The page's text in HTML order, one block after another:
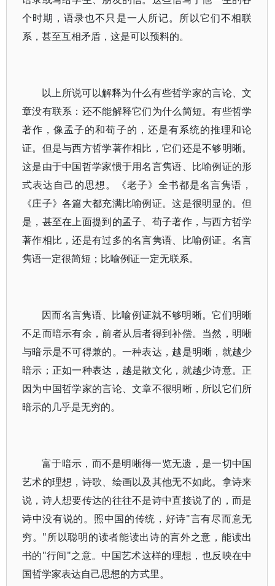
个时期，语录也不只是一人所记。所以它们不相联
系，甚至互相矛盾，这是可以预料的。
以上所说可以解释为什么有些哲学家的言论、文
章没有联系：还不能解释它们为什么简短。有些哲学
著作，像孟子的和荀子的，还是有系统的推理和论
证。但是与西方哲学著作相比，它们还是不够明晰。
这是由于中国哲学家惯于用名言隽语、比喻例证的形
式表达自己的思想。《老子》全书都是名言隽语，
《庄子》各篇大都充满比喻例证。这是很明显的。但
是，甚至在上面提到的孟子、荀子著作，与西方哲学
著作相比，还是有过多的名言隽语、比喻例证。名言
隽语一定很简短；比喻例证一定无联系。
因而名言隽语、比喻例证就不够明晰。它们明晰
不足而暗示有余，前者从后者得到补偿。当然，明晰
与暗示是不可得兼的。一种表达，越是明晰，就越少
暗示；正如一种表达，越是散文化，就越少诗意。正
因为中国哲学家的言论、文章不很明晰，所以它们所
暗示的几乎是无穷的。
富于暗示，而不是明晰得一览无遗，是一切中国
艺术的理想，诗歌、绘画以及其他无不如此。拿诗来
说，诗人想要传达的往往不是诗中直接说了的，而是
诗中没有说的。照中国的传统，好诗"言有尽而意无
穷。"所以聪明的读者能读出诗的言外之意，能读出
书的"行间"之意。中国艺术这样的理想，也反映在中
国哲学家表达自己思想的方式里。